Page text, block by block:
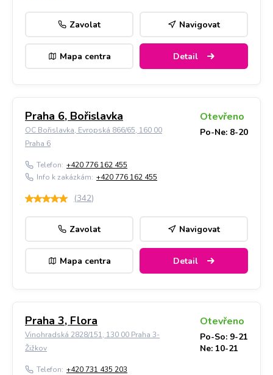
Zavolat Navigovat
Mapa centra Detail
Praha 6, Bořislavka
OC Bořislavka, Evropská 866/65, 160 00
Praha 6
Otevřeno
Po-Ne: 8-20
Telefon: +420 776 162 455
Info k zakázkám: +420 776 162 455
(342)
Zavolat Navigovat
Mapa centra Detail
Praha 3, Flora
Vinohradská 2828/151, 130 00 Praha 3-
Žižkov
Otevřeno
Po-So: 9-21
Ne: 10-21
Telefon: +420 731 435 203